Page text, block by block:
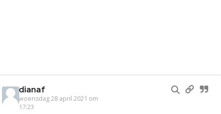
dianaf
woensdag 28 april 2021 om
17:23